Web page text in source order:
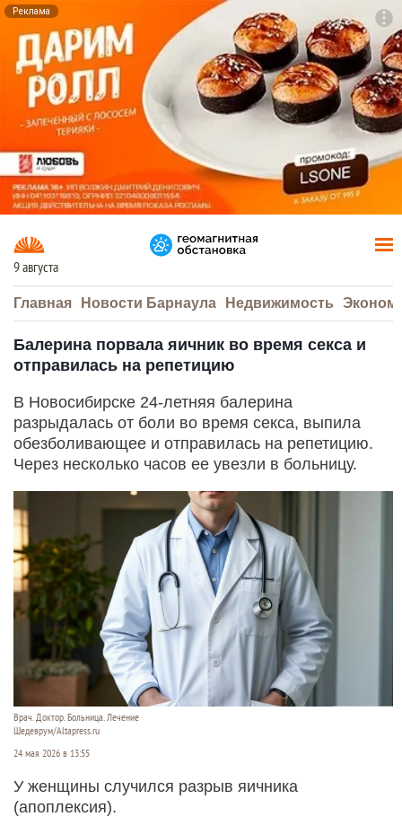
Реклама
9 августа
Главная Новости Барнаула Недвижимость
Балерина порвала яичник во время секса и
отправилась на репетицию
В Новосибирске 24-летняя балерина
разрыдалась от боли во время секса, выпила
обезболивающее и отправилась на репетицию.
Через несколько часов ее увезли в больницу.
Врач. Доктор. Больница. Лечение
Шедеврум/Altapress.ru
24 мая 2026 в 13:55
У женщины случился разрыв яичника
(апоплексия).